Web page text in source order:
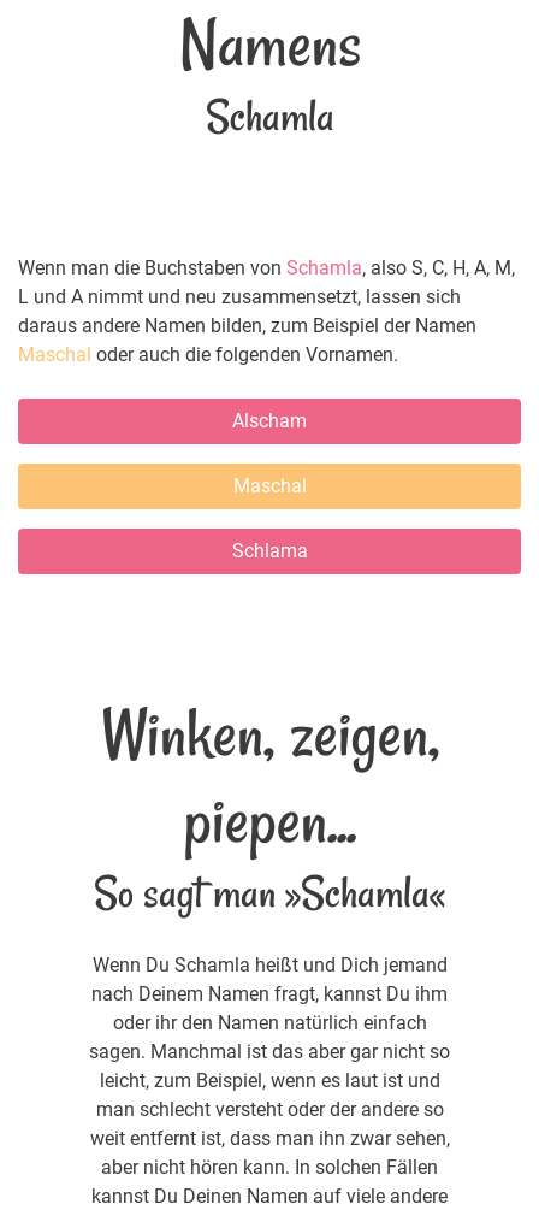
Namens
Schamla
Wenn man die Buchstaben von Schamla, also S, C, H, A, M,
L und A nimmt und neu zusammensetzt, lassen sich
daraus andere Namen bilden, zum Beispiel der Namen
Maschal oder auch die folgenden Vornamen.
Alscham
Maschal
Schlama
Winken, zeigen,
piepen...
So sagt man »Schamla«
Wenn Du Schamla heißt und Dich jemand
nach Deinem Namen fragt, kannst Du ihm
oder ihr den Namen natürlich einfach
sagen. Manchmal ist das aber gar nicht so
leicht, zum Beispiel, wenn es laut ist und
man schlecht versteht oder der andere so
weit entfernt ist, dass man ihn zwar sehen,
aber nicht hören kann. In solchen Fällen
kannst Du Deinen Namen auf viele andere